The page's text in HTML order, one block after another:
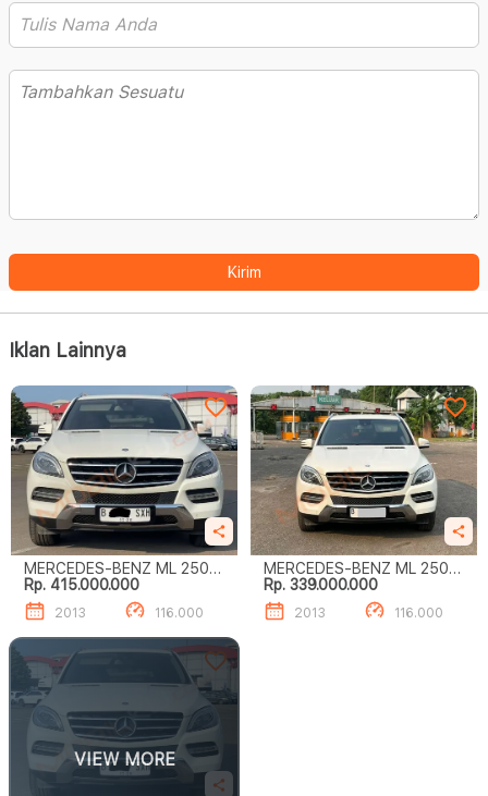
Kirim
Iklan Lainnya
MERCEDES-BENZ ML 250
CDI
Rp. 415.000.000
2013 116.000
MERCEDES-BENZ ML 250
CDI
Rp. 339.000.000
2013 116.000
VIEW MORE